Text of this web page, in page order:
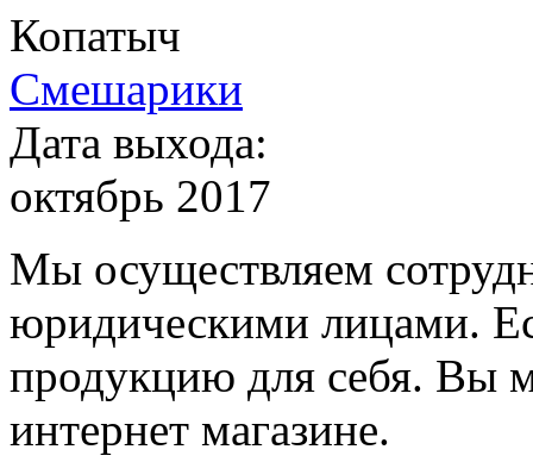
Копатыч
Смешарики
Дата выхода:
октябрь 2017
Мы осуществляем
юридическими лицами.
продукцию для себя. Вы
интернет магазине.